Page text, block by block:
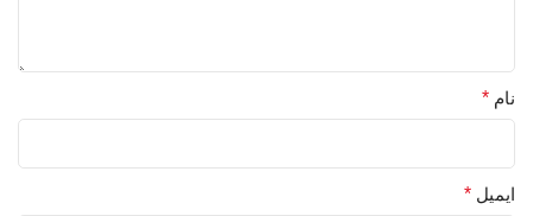
نام *
ایمیل *